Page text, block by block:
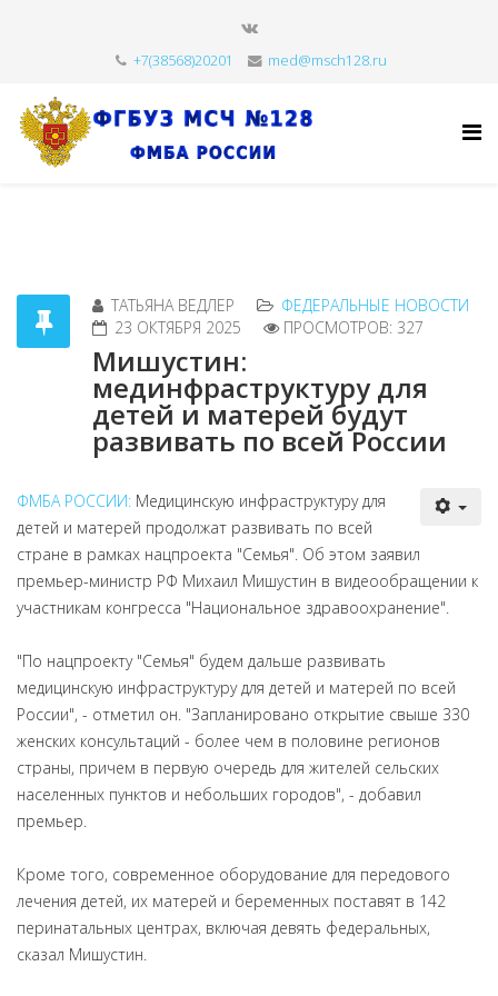
+7(38568)20201 med@msch128.ru
ТАТЬЯНА ВЕДЛЕР
ФЕДЕРАЛЬНЫЕ НОВОСТИ
23 ОКТЯБРЯ 2025
ПРОСМОТРОВ: 327
Мишустин:
мединфраструктуру для
детей и матерей будут
развивать по всей России
ФМБА РОССИИ: Медицинскую инфраструктуру для
детей и матерей продолжат развивать по всей
стране в рамках нацпроекта "Семья". Об этом заявил
премьер-министр РФ Михаил Мишустин в видеообращении к
участникам конгресса "Национальное здравоохранение".
"По нацпроекту "Семья" будем дальше развивать
медицинскую инфраструктуру для детей и матерей по всей
России", - отметил он. "Запланировано открытие свыше 330
женских консультаций - более чем в половине регионов
страны, причем в первую очередь для жителей сельских
населенных пунктов и небольших городов", - добавил
премьер.
Кроме того, современное оборудование для передового
лечения детей, их матерей и беременных поставят в 142
перинатальных центрах, включая девять федеральных,
сказал Мишустин.